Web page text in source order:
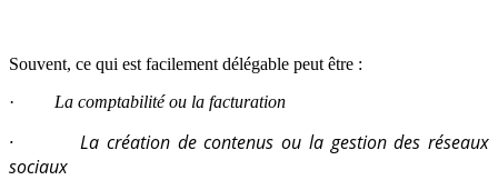
Souvent, ce qui est facilement délégable peut être :
·
La comptabilité ou la facturation
· La création de contenus ou la gestion des réseaux
sociaux